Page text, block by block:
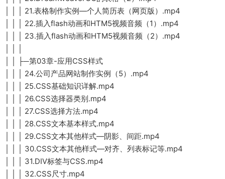
│ │ │ 21.表格制作实例—个人简历表（网页版）.mp4
│ │ │ 22.插入flash动画和HTM5视频音频（1）.mp4
│ │ │ 23.插入flash动画和HTM5视频音频（2）.mp4
│ │ ├─第03章-应用CSS样式
│ │ │ 24.公司产品网站制作实例（5）.mp4
│ │ │ 25.CSS基础知识详解.mp4
│ │ │ 26.CSS选择器类别.mp4
│ │ │ 27.CSS选择方法.mp4
│ │ │ 28.CSS文本基本样式.mp4
│ │ │ 29.CSS文本其他样式—阴影、间距.mp4
│ │ │ 30.CSS文本其他样式—对齐、列表标记等.mp4
│ │ │ 31.DIV标签与CSS.mp4
│ │ │ 32.CSS尺寸.mp4